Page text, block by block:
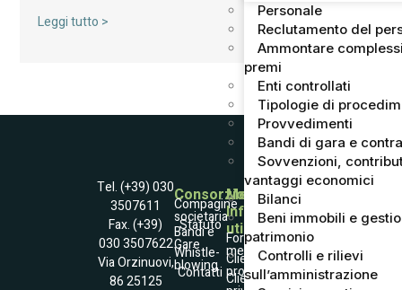
Personale
Reclutamento del
Ammontare
premi
Enti controllati
Tipologie di
Provvedimenti
Bandi di gara e
Sovvenzioni,
vantaggi economici
Bilanci
Beni immobili e
patrimonio
Controlli e rilievi
sull’amministrazione
Leggi tutto >
Tel. (+39) 030
3507611
Fax. (+39)
030 3507622
Via Orzinuovi,
86 25125
Consorzio
Compagine
societaria
Statuto
Bandi e
Gare
Whistle­
blowing
Contatti
Mercato
Informazioni
utili
Fornitori
merce
Clienti
professionali
Clienti
Società
Trasparente
Accessibilità
Informativa
Raccolta dati
Coockies Policy